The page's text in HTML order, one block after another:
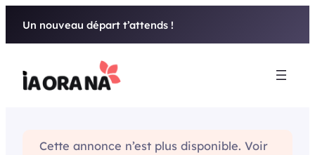
Un nouveau départ t’attends !
Cette annonce n’est plus disponible. Voir